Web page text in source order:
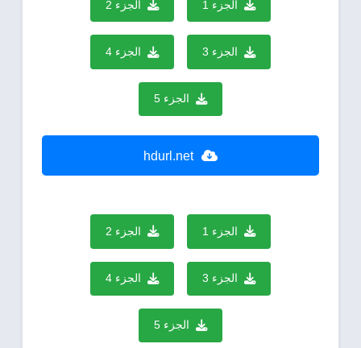
الجزء 1 الجزء 2
الجزء 3 الجزء 4
الجزء 5
hdurl.net
الجزء 1 الجزء 2
الجزء 3 الجزء 4
الجزء 5